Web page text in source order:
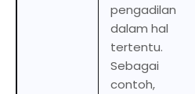
pengadilan
dalam hal
tertentu.
Sebagai
contoh,